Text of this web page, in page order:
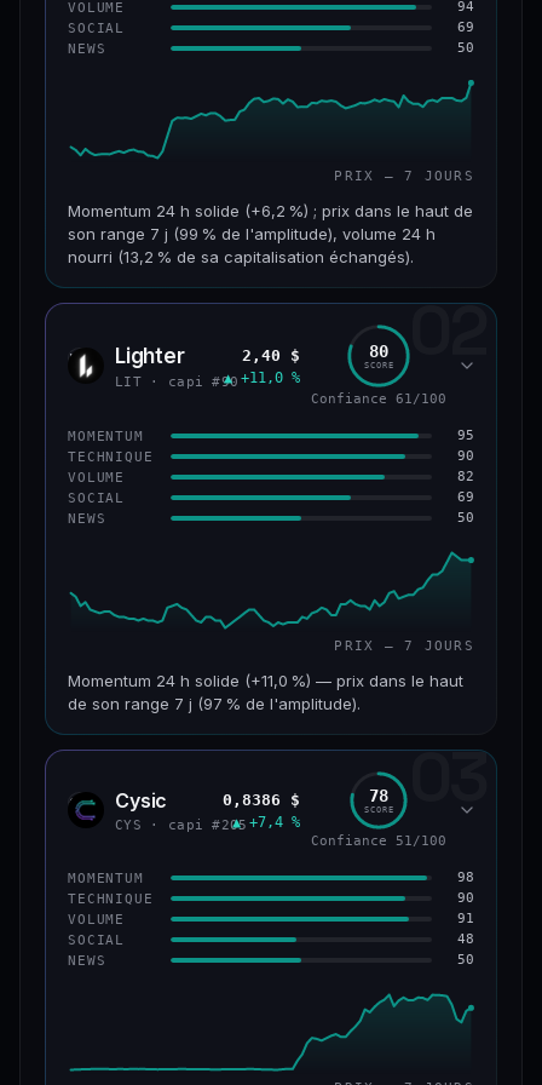
VOLUME 94
SOCIAL 69
NEWS 50
PRIX — 7 JOURS
Momentum 24 h solide (+6,2 %) ; prix dans le haut de
son range 7 j (99 % de l'amplitude), volume 24 h
nourri (13,2 % de sa capitalisation échangés).
CAP. MARCHÉ VOLUME 24 H
VAR. 7 J VAR. 30 J
+32,8 %
VS ATH
−93,6 %
CONFIANCE 64/100
02
LIT Lighter
LIT · capi #90
2,40 $
▲ +11,0 %
80
SCORE
Confiance 61/100
MOMENTUM 95
TECHNIQUE 90
VOLUME 82
SOCIAL 69
NEWS 50
PRIX — 7 JOURS
Momentum 24 h solide (+11,0 %) — prix dans le haut
de son range 7 j (97 % de l'amplitude).
CAP. MARCHÉ VOLUME 24 H
VAR. 7 J VAR. 30 J
+2,1 %
VS ATH
−69,5 % #90
CONFIANCE 61/100
03
CYS Cysic
CYS · capi #205
0,8386 $
▲ +7,4 %
78
SCORE
Confiance 51/100
MOMENTUM 98
TECHNIQUE 90
VOLUME 91
SOCIAL 48
NEWS 50